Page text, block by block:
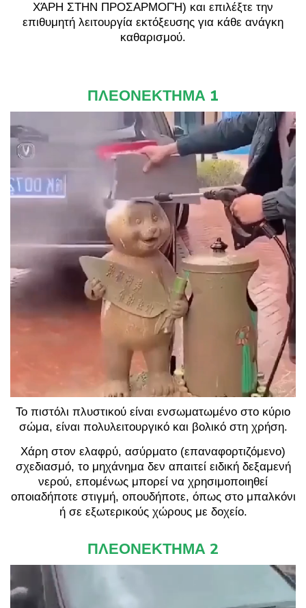
ΧΆΡΗ ΣΤΗΝ ΠΡΟΣΑΡΜΟΓΉ) και επιλέξτε την
επιθυμητή λειτουργία εκτόξευσης για κάθε ανάγκη
καθαρισμού.
ΠΛΕΟΝΕΚΤΗΜΑ 1
Το πιστόλι πλυστικού είναι ενσωματωμένο στο κύριο
σώμα, είναι πολυλειτουργικό και βολικό στη χρήση.
Χάρη στον ελαφρύ, ασύρματο (επαναφορτιζόμενο)
σχεδιασμό, το μηχάνημα δεν απαιτεί ειδική δεξαμενή
νερού, επομένως μπορεί να χρησιμοποιηθεί
οποιαδήποτε στιγμή, οπουδήποτε, όπως στο μπαλκόνι
ή σε εξωτερικούς χώρους με δοχείο.
ΠΛΕΟΝΕΚΤΗΜΑ 2